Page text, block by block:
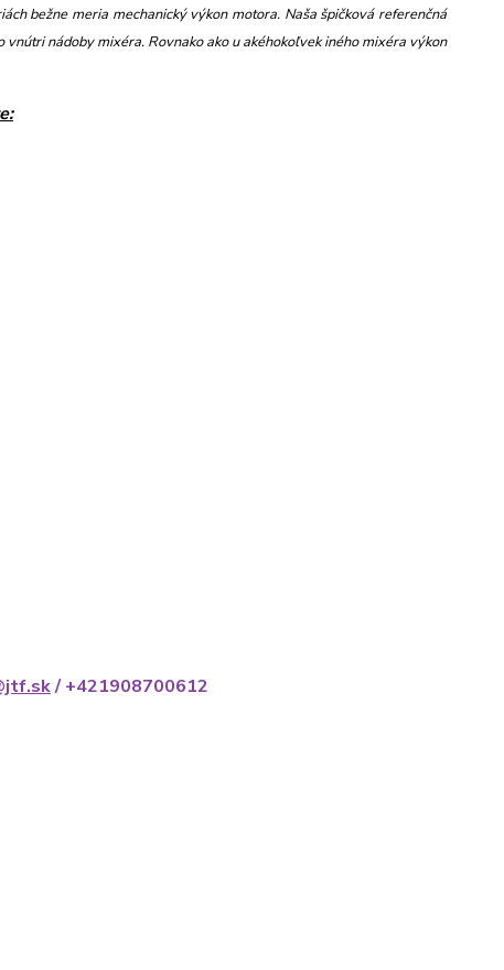
bežne meria mechanický výkon motora. Naša špičková referenčná
nádoby mixéra. Rovnako ako u akéhokoľvek iného mixéra výkon
/ +421908700612